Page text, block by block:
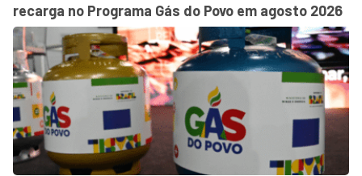
recarga no Programa Gás do Povo em agosto 2026